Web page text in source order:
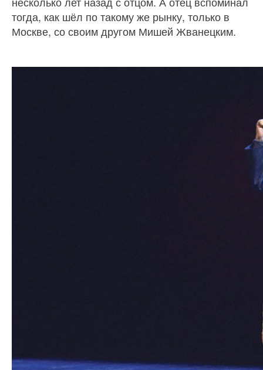
тогда, как шёл по такому же рынку, только в
Москве, со своим другом Мишей Жванецким.